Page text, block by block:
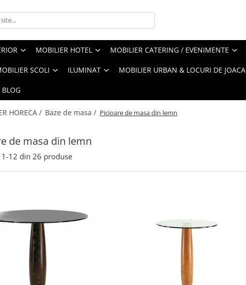
MOBILIER HOTEL MOBILIER CATERING / EVENIMENTE
SCOLI ILUMINAT MOBILIER URBAN & LOCURI DE JOACA
BLOG
HORECA / Baze de masa / Picioare de masa din lemn
de masa din lemn
1-12 din 26 produse